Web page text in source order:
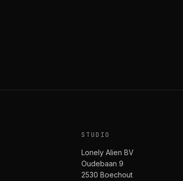
STUDIO
Lonely Alien BV
Oudebaan 9
2530 Boechout